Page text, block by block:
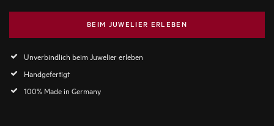
BEIM JUWELIER ERLEBEN
Unverbindlich beim Juwelier erleben
Handgefertigt
100% Made in Germany